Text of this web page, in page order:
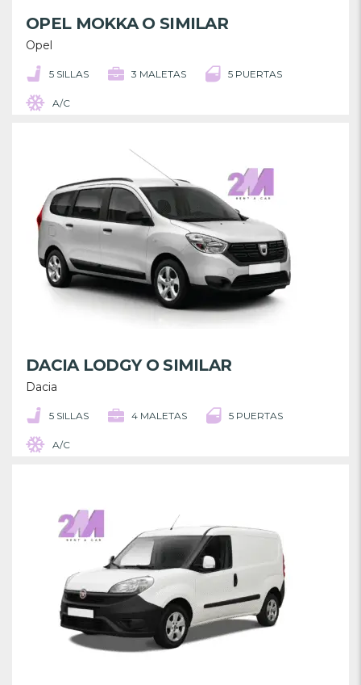
OPEL MOKKA O SIMILAR
Opel
5 SILLAS 3 MALETAS 5 PUERTAS
A/C
DACIA LODGY O SIMILAR
Dacia
5 SILLAS 4 MALETAS 5 PUERTAS
A/C